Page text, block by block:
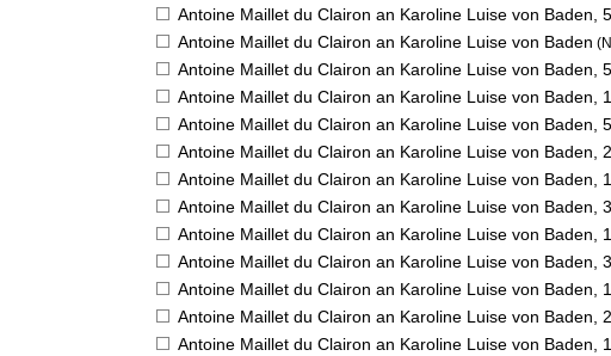
Antoine Maillet du Clairon an Karoline Luise von Baden,
Antoine Maillet du Clairon an Karoline Luise von Baden
Antoine Maillet du Clairon an Karoline Luise von Baden,
Antoine Maillet du Clairon an Karoline Luise von Baden,
Antoine Maillet du Clairon an Karoline Luise von Baden,
Antoine Maillet du Clairon an Karoline Luise von Baden,
Antoine Maillet du Clairon an Karoline Luise von Baden,
Antoine Maillet du Clairon an Karoline Luise von Baden,
Antoine Maillet du Clairon an Karoline Luise von Baden,
Antoine Maillet du Clairon an Karoline Luise von Baden,
Antoine Maillet du Clairon an Karoline Luise von Baden,
Antoine Maillet du Clairon an Karoline Luise von Baden,
Antoine Maillet du Clairon an Karoline Luise von Baden,